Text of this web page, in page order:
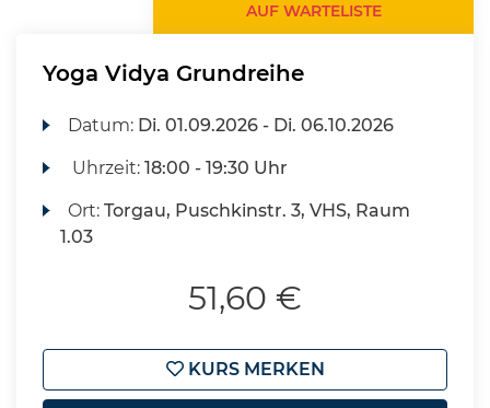
AUF WARTELISTE
Yoga Vidya Grundreihe
Datum: Di. 01.09.2026 - Di. 06.10.2026
Uhrzeit:18:00 - 19:30 Uhr
Ort:Torgau, Puschkinstr. 3, VHS, Raum
1.03
51,60 €
KURS MERKEN